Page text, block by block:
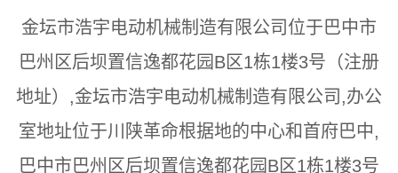
金坛市浩宇电动机械制造有限公司位于巴中市
巴州区后坝置信逸都花园B区1栋1楼3号（注册
地址）,金坛市浩宇电动机械制造有限公司,办公
室地址位于川陕革命根据地的中心和首府巴中,
巴中市巴州区后坝置信逸都花园B区1栋1楼3号